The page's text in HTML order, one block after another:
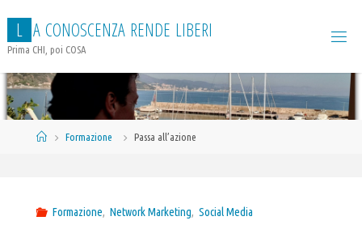
contenuto
L A CONOSCENZA RENDE LIBERI
Prima CHI, poi COSA
HomeFormazione Passa all’azione
Formazione, Network Marketing, Social Media